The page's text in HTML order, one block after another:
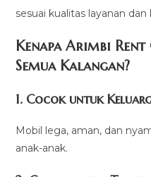
sesuai kualitas layanan
Kenapa Arimbi
Semua Kalangan?
1. Cocok untuk
Mobil lega, aman, dan
anak-anak.